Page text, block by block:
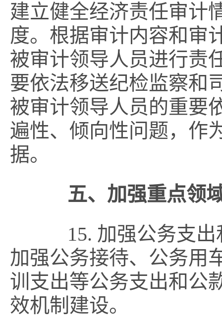
建立健全经济责任审计
度。根据审计内容和审
被审计领导人员进行责
要依法移送纪检监察和
被审计领导人员的重要
遍性、倾向性问题，作
据。
五、加强重点领
15. 加强公务支出
加强公务接待、公务用
训支出等公务支出和公
效机制建设。